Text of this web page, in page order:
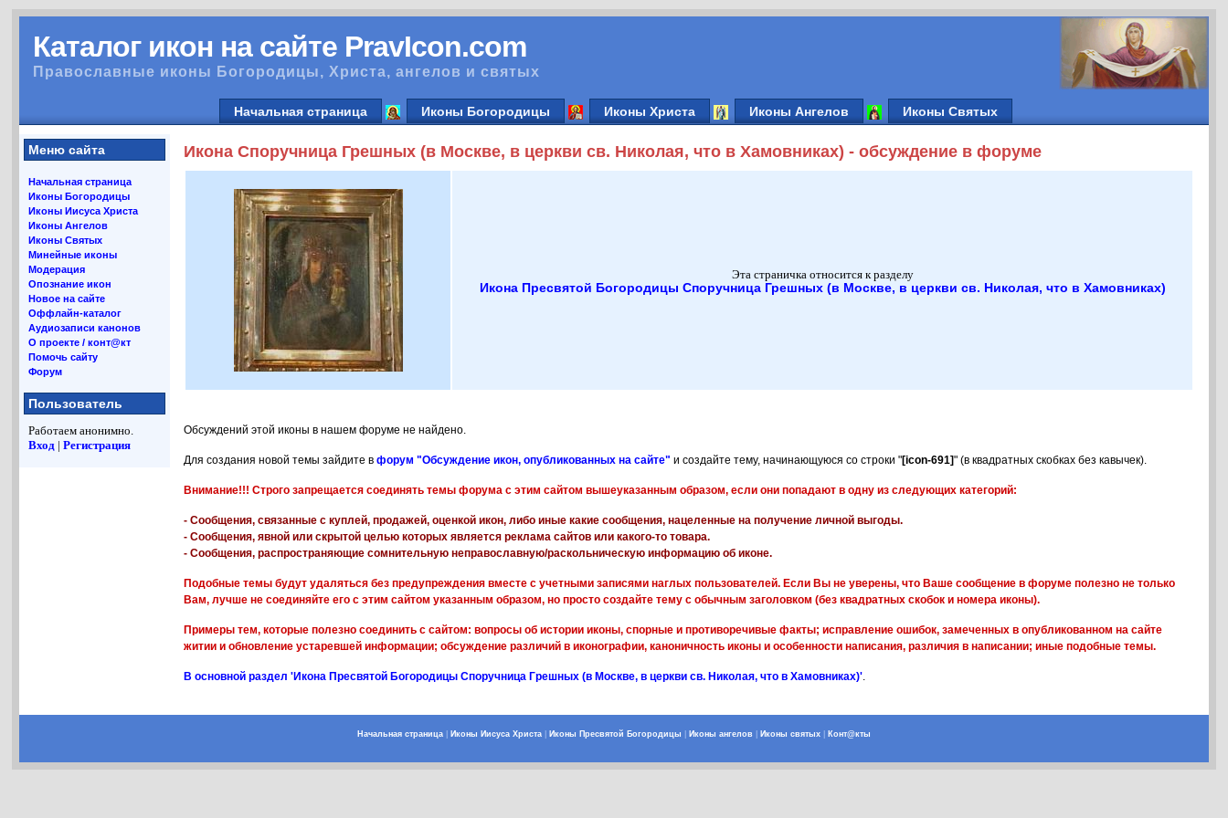
Каталог икон на сайте PravIcon.com
Православные иконы Богородицы, Христа, ангелов и святых
Начальная страница Иконы Богородицы Иконы Христа Иконы Ангелов Иконы Святых
Меню сайта
Начальная страница
Иконы Богородицы
Иконы Иисуса Христа
Иконы Ангелов
Иконы Святых
Минейные иконы
Модерация
Опознание икон
Новое на сайте
Оффлайн-каталог
Аудиозаписи канонов
О проекте / конт@кт
Помочь сайту
Форум
Пользователь
Работаем анонимно.
Вход |Регистрация
Икона Споручница Грешных (в Москве, в церкви св. Николая, что в Хамовниках) - обсуждение в форуме
Эта страничка относится к разделу
Икона Пресвятой Богородицы Споручница Грешных (в Москве, в церкви св. Николая, что в Хамовниках)
Обсуждений этой иконы в нашем форуме не найдено.
Для создания новой темы зайдите вфорум "Обсуждение икон, опубликованных на сайте" и создайте тему, начинающуюся со строки "[icon-691]" (в квадратных скобках без кавычек).
Внимание!!! Строго запрещается соединять темы форума с этим сайтом вышеуказанным образом, если они попадают в одну из следующих категорий:
- Сообщения, связанные с куплей, продажей, оценкой икон, либо иные какие сообщения, нацеленные на получение личной выгоды.
- Сообщения, явной или скрытой целью которых является реклама сайтов или какого-то товара.
- Сообщения, распространяющие сомнительную неправославную/раскольническую информацию об иконе.
Подобные темы будут удаляться без предупреждения вместе с учетными записями наглых пользователей. Если Вы не уверены, что Ваше сообщение в форуме полезно не только
Вам, лучше не соединяйте его с этим сайтом указанным образом, но просто создайте тему с обычным заголовком (без квадратных скобок и номера иконы).
Примеры тем, которые полезно соединить с сайтом: вопросы об истории иконы, спорные и противоречивые факты; исправление ошибок, замеченных в опубликованном на сайте
житии и обновление устаревшей информации; обсуждение различий в иконографии, каноничность иконы и особенности написания, различия в написании; иные подобные темы.
В основной раздел 'Икона Пресвятой Богородицы Споручница Грешных (в Москве, в церкви св. Николая, что в Хамовниках)'.
Начальная страница Иконы Иисуса Христа Иконы Пресвятой Богородицы Иконы ангелов Иконы святых Конт@кты